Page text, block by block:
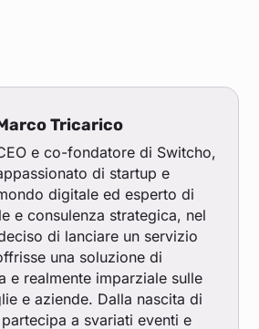
Tricarico
e co-fondatore di Switcho,
di startup e
digitale ed esperto di
e consulenza strategica, nel
di lanciare un servizio
una soluzione di
e realmente imparziale sulle
e aziende. Dalla nascita di
a svariati eventi e